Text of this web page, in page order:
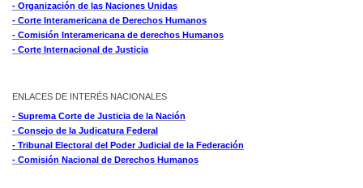
- Organización de las Naciones Unidas
- Corte Interamericana de Derechos Humanos
- Comisión Interamericana de derechos Humanos
- Corte Internacional de Justicia
ENLACES DE INTERÉS NACIONALES
- Suprema Corte de Justicia de la Nación
- Consejo de la Judicatura Federal
- Tribunal Electoral del Poder Judicial de la Federación
- Comisión Nacional de Derechos Humanos